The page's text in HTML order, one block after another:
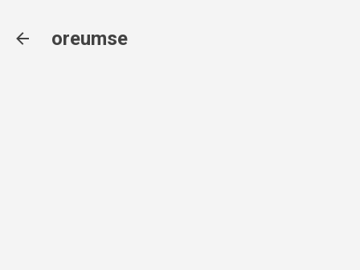
oreumse